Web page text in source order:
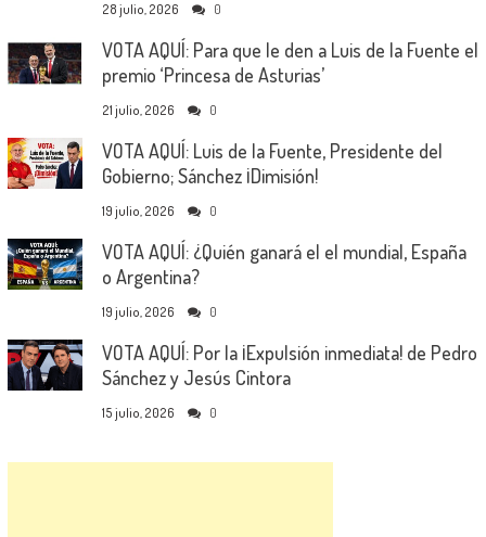
28 julio, 2026 0
VOTA AQUÍ: Para que le den a Luis de la Fuente el
premio ‘Princesa de Asturias’
21 julio, 2026 0
VOTA AQUÍ: Luis de la Fuente, Presidente del
Gobierno; Sánchez ¡Dimisión!
19 julio, 2026 0
VOTA AQUÍ: ¿Quién ganará el el mundial, España
o Argentina?
19 julio, 2026 0
VOTA AQUÍ: Por la ¡Expulsión inmediata! de Pedro
Sánchez y Jesús Cintora
15 julio, 2026 0